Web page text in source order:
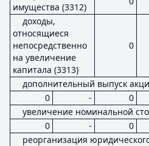
имущества (3312)
доходы,
относящиеся
непосредственно
на увеличение
капитала (3313)
0
дополнительный выпуск
0
- 0
увеличение номинальной
0
- 0
реорганизация